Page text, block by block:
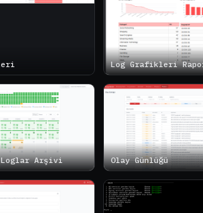
Log Grafikleri
Loglar Arşivi Olay Günlüğü